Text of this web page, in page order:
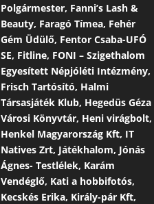
Polgármester, Fanni’s Lash &
Beauty, Faragó Tímea, Fehér
Gém Üdülő, Fentor Csaba-UFÓ
SE, Fitline, FONI – Szigethalom
Egyesített Népjóléti Intézmény,
Frisch Tartósító, Halmi
Társasjáték Klub, Hegedüs Géza
Városi Könyvtár, Heni virágbolt,
Henkel Magyarország Kft, IT
Natives Zrt, Játékhalom, Jónás
Ágnes- Testlélek, Karám
Vendéglő, Kati a hobbifotós,
Kecskés Erika, Király-pár Kft,